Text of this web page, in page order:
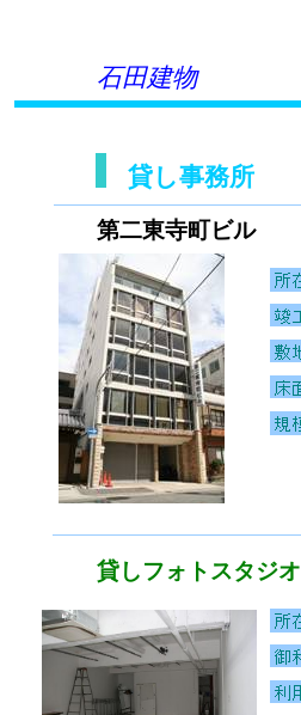
石田建物
貸し事務所
第二東寺町ビル
貸しフォトスタジオ